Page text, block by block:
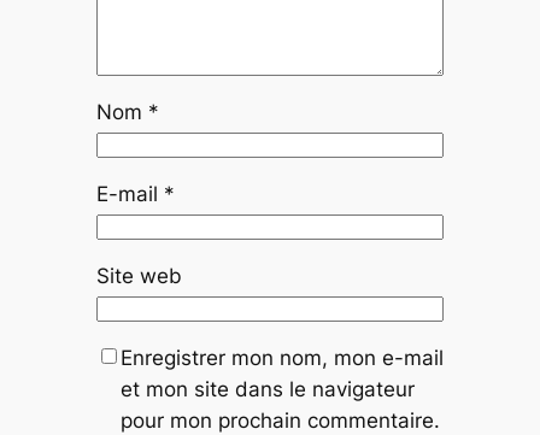
Nom *
E-mail *
Site web
Enregistrer mon nom, mon e-mail
et mon site dans le navigateur
pour mon prochain commentaire.